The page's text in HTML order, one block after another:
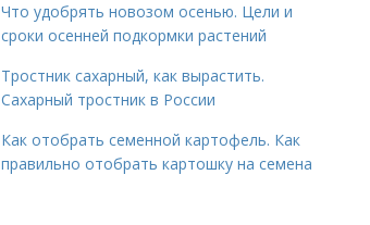
Что удобрять новозом осенью. Цели и
сроки осенней подкормки растений
Тростник сахарный, как вырастить.
Сахарный тростник в России
Как отобрать семенной картофель. Как
правильно отобрать картошку на семена